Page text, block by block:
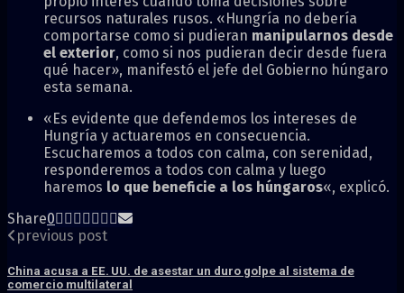
recursos naturales rusos. «Hungría no debería
comportarse como si pudieran manipularnos desde
el exterior, como si nos pudieran decir desde fuera
qué hacer», manifestó el jefe del Gobierno húngaro
esta semana.
«Es evidente que defendemos los intereses de
Hungría y actuaremos en consecuencia.
Escucharemos a todos con calma, con serenidad,
responderemos a todos con calma y luego
haremos lo que beneficie a los húngaros«, explicó.
Share0
previous post
China acusa a EE. UU. de asestar un duro golpe al sistema de
comercio multilateral